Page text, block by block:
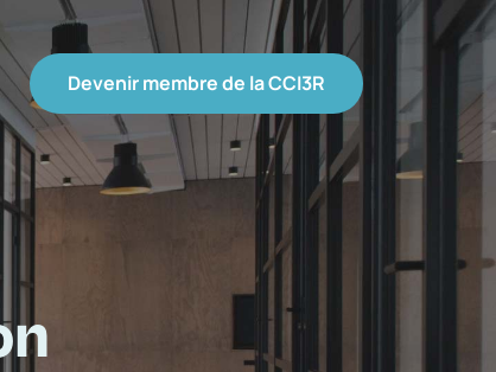
Devenir membre de la CCI3R